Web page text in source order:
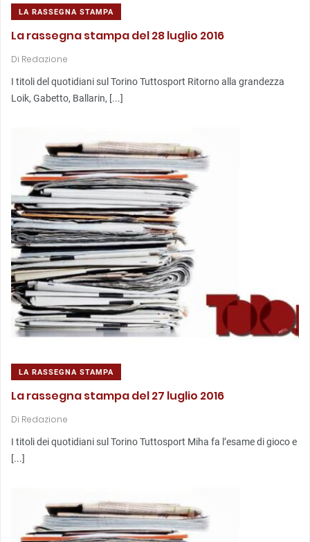
LA RASSEGNA STAMPA
La rassegna stampa del 28 luglio 2016
Di Redazione
I titoli del quotidiani sul Torino Tuttosport Ritorno alla grandezza
Loik, Gabetto, Ballarin, [...]
LA RASSEGNA STAMPA
La rassegna stampa del 27 luglio 2016
Di Redazione
I titoli dei quotidiani sul Torino Tuttosport Miha fa l’esame di gioco e
[...]